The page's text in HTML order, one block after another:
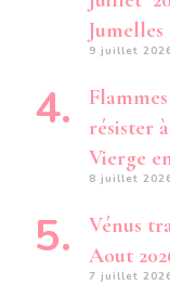
Jumelles
9 juillet
résister
Vierge
8 juillet
Vénus
Aout
7 juillet